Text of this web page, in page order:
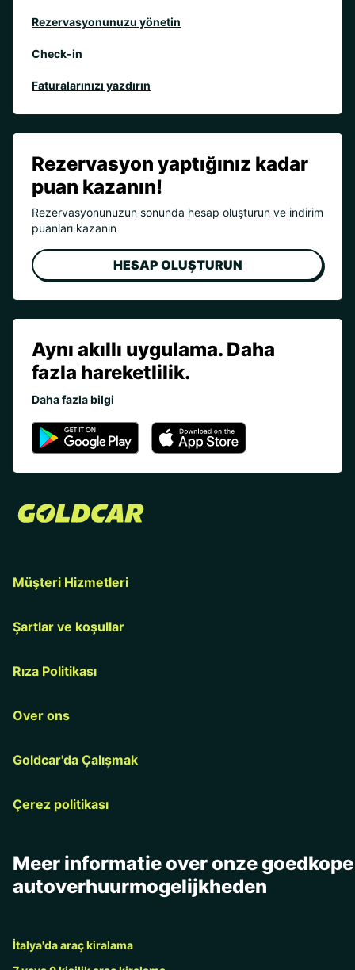
Rezervasyonunuzu yönetin
Check-in
Faturalarınızı yazdırın
Rezervasyon yaptığınız kadar
puan kazanın!
Rezervasyonunuzun sonunda hesap oluşturun ve indirim
puanları kazanın
HESAP OLUŞTURUN
Aynı akıllı uygulama. Daha
fazla hareketlilik.
Daha fazla bilgi
Müşteri Hizmetleri
Şartlar ve koşullar
Rıza Politikası
Over ons
Goldcar'da Çalışmak
Çerez politikası
Meer informatie over onze goedkope
autoverhuurmogelijkheden
İtalya'da araç kiralama